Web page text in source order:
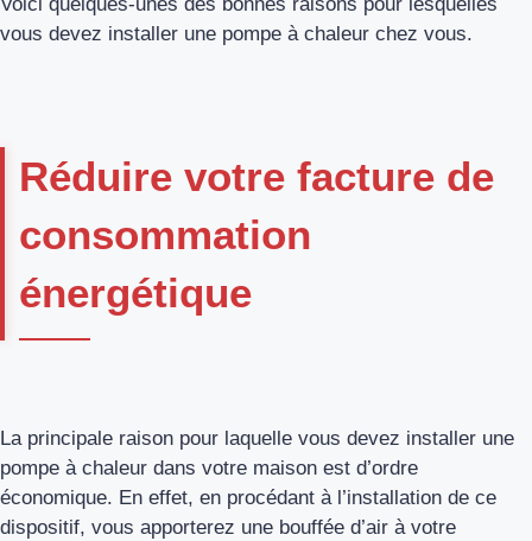
vous devez installer une pompe à chaleur chez vous.
Réduire votre facture de
consommation
énergétique
La principale raison pour laquelle vous devez installer une
pompe à chaleur dans votre maison est d’ordre
économique. En effet, en procédant à l’installation de ce
dispositif, vous apporterez une bouffée d’air à votre